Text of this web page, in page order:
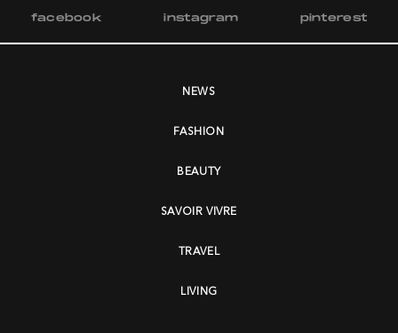
facebook instagram pinterest
NEWS
FASHION
BEAUTY
SAVOIR VIVRE
TRAVEL
LIVING